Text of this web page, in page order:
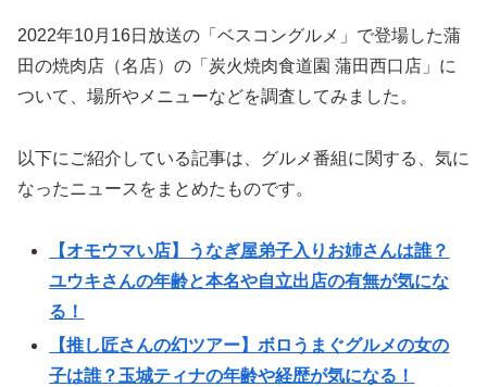
2022年10月16日放送の「ベスコングルメ」で登場した蒲
田の焼肉店（名店）の「炭火焼肉食道園 蒲田西口店」に
ついて、場所やメニューなどを調査してみました。
以下にご紹介している記事は、グルメ番組に関する、気に
なったニュースをまとめたものです。
【オモウマい店】うなぎ屋弟子入りお姉さんは誰？
ユウキさんの年齢と本名や自立出店の有無が気にな
る！
【推し匠さんの幻ツアー】ボロうまぐグルメの女の
子は誰？玉城ティナの年齢や経歴が気になる！